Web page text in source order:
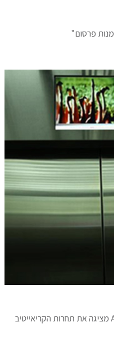
פרסום"
"יש לכם 12 שניות להבריק: ADTV מציגה את תחרות הקריאייטיב